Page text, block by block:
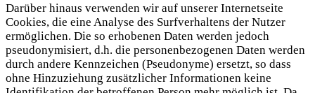
Darüber hinaus verwenden wir auf unserer Internetseite
Cookies, die eine Analyse des Surfverhaltens der Nutzer
ermöglichen. Die so erhobenen Daten werden jedoch
pseudonymisiert, d.h. die personenbezogenen Daten werden
durch andere Kennzeichen (Pseudonyme) ersetzt, so dass
ohne Hinzuziehung zusätzlicher Informationen keine